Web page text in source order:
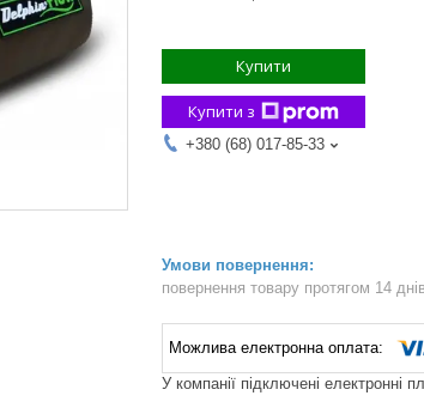
Купити
Купити з
+380 (68) 017-85-33
повернення товару протягом 14 днів
У компанії підключені електронні